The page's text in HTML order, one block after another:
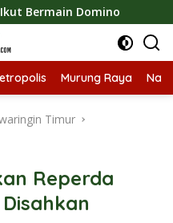
Domino Tekan
Murung Raya
Timur
Reperda